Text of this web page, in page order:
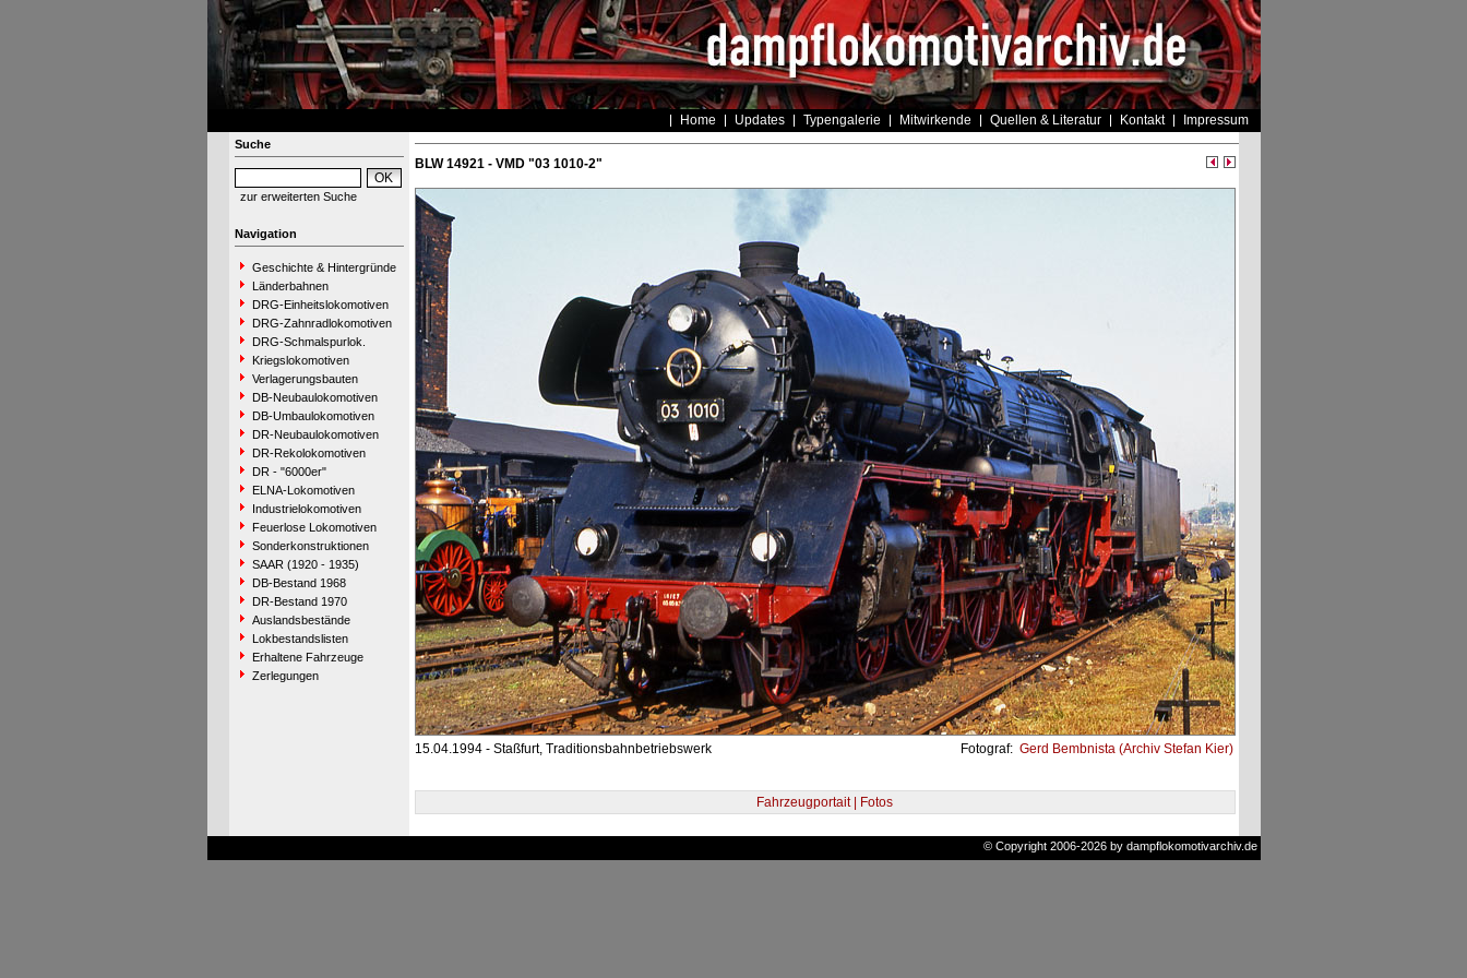
Home Updates Typengalerie Mitwirkende Quellen & Literatur Kontakt Impressum
Suche
zur erweiterten Suche
Navigation
Geschichte & Hintergründe
Länderbahnen
DRG-Einheitslokomotiven
DRG-Zahnradlokomotiven
DRG-Schmalspurlok.
Kriegslokomotiven
Verlagerungsbauten
DB-Neubaulokomotiven
DB-Umbaulokomotiven
DR-Neubaulokomotiven
DR-Rekolokomotiven
DR - "6000er"
ELNA-Lokomotiven
Industrielokomotiven
Feuerlose Lokomotiven
Sonderkonstruktionen
SAAR (1920 - 1935)
DB-Bestand 1968
DR-Bestand 1970
Auslandsbestände
Lokbestandslisten
Erhaltene Fahrzeuge
Zerlegungen
BLW 14921 - VMD "03 1010-2"
15.04.1994 - Staßfurt, Traditionsbahnbetriebswerk Fotograf: Gerd Bembnista (Archiv Stefan Kier)
Fahrzeugportait | Fotos
© Copyright 2006-2026 by dampflokomotivarchiv.de